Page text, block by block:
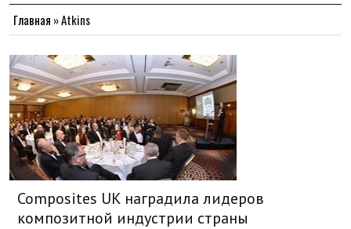
Главная »Atkins
Composites UK наградила лидеров
композитной индустрии страны